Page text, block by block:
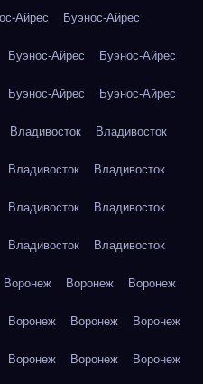
Айрес Буэнос-Айрес
Буэнос-Айрес Буэнос-Айрес
Буэнос-Айрес Буэнос-Айрес
Владивосток Владивосток
Владивосток Владивосток
Владивосток Владивосток
Владивосток Владивосток
Воронеж Воронеж Воронеж
Воронеж Воронеж Воронеж
Воронеж Воронеж Воронеж